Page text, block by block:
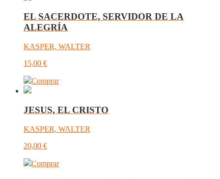
EL SACERDOTE, SERVIDOR DE LA
ALEGRÍA
KASPER, WALTER
15,00 €
Comprar
JESUS, EL CRISTO
KASPER, WALTER
20,00 €
Comprar